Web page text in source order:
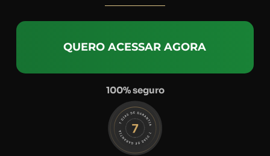
QUERO ACESSAR AGORA
100% seguro